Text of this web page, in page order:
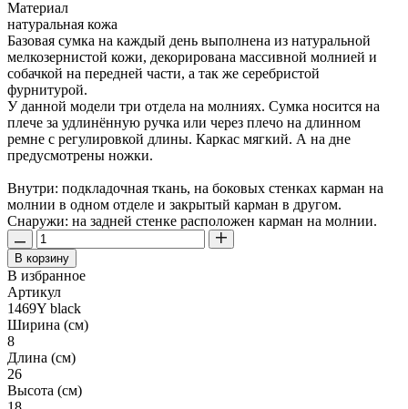
Материал
натуральная кожа
Базовая сумка на каждый день выполнена из натуральной
мелкозернистой кожи, декорирована массивной молнией и
собачкой на передней части, а так же серебристой
фурнитурой.
У данной модели три отдела на молниях. Сумка носится на
плече за удлинённую ручка или через плечо на длинном
ремне с регулировкой длины. Каркас мягкий. А на дне
предусмотрены ножки.
Внутри: подкладочная ткань, на боковых стенках карман на
молнии в одном отделе и закрытый карман в другом.
Снаружи: на задней стенке расположен карман на молнии.
В корзину
В избранное
Артикул
1469Y black
Ширина (см)
8
Длина (см)
26
Высота (см)